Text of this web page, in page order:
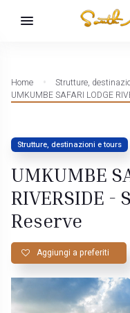
Home
Strutture,
UMKUMBE SAFARI LODGE
Strutture, destinazioni e tours
UMKUMBE
RIVERSIDE -
Reserve
Aggiungi a preferiti